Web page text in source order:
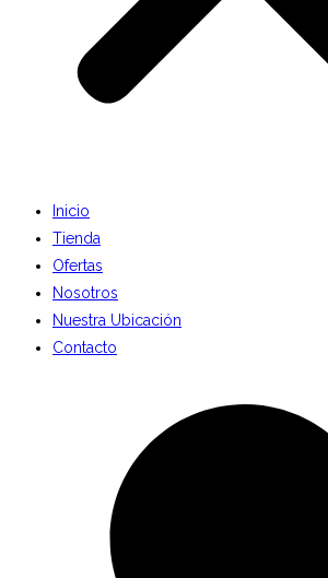
Inicio
Tienda
Ofertas
Nosotros
Nuestra Ubicación
Contacto